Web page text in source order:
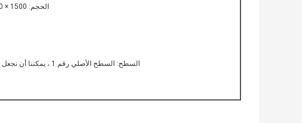
الحجم: 1500 × 3000 مم 1500 × 6000 مم سمك: 3.0 مم - 100 مم
السطح: السطح الأصلي رقم 1 ، يمكننا أن نجعل المعالجة السطحية مثل: 2B BA NO.4 مرآة 8K. إلخ